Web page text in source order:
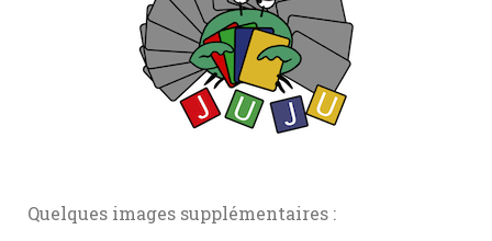
Quelques images supplémentaires :